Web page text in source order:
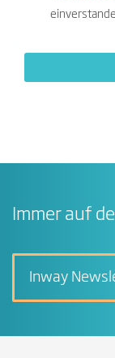
Immer auf
Inway